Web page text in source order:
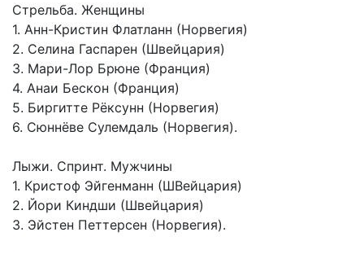
Стрельба. Женщины
1. Анн-Кристин Флатланн (Норвегия)
2. Селина Гаспарен (Швейцария)
3. Мари-Лор Брюне (Франция)
4. Анаи Бескон (Франция)
5. Биргитте Рёксунн (Норвегия)
6. Сюннёве Сулемдаль (Норвегия).
Лыжи. Спринт. Мужчины
1. Кристоф Эйгенманн (ШВейцария)
2. Йори Киндши (Швейцария)
3. Эйстен Петтерсен (Норвегия).